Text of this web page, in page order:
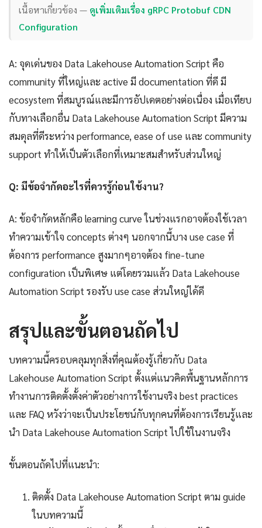
เนื้อหาเกี่ยวข้อง — ดูเพิ่มเติมเรื่อง gRPC Protobuf CDN
Configuration
A: จุดเด่นของ Data Lakehouse Automation Script คือ
community ที่ใหญ่และ active มี documentation ที่ดี มี
ecosystem ที่สมบูรณ์และมีการอัปเดตอย่างต่อเนื่อง เมื่อเทียบ
กับทางเลือกอื่น Data Lakehouse Automation Script มีความ
สมดุลที่ดีระหว่าง performance, ease of use และ community
support ทำให้เป็นตัวเลือกที่เหมาะสมสำหรับส่วนใหญ่
Q: มีข้อจำกัดอะไรที่ควรรู้ก่อนใช้งาน?
A: ข้อจำกัดหลักคือ learning curve ในช่วงแรกอาจต้องใช้เวลา
ทำความเข้าใจ concepts ต่างๆ นอกจากนี้บาง use case ที่
ต้องการ performance สูงมากๆอาจต้อง fine-tune
configuration เป็นพิเศษ แต่โดยรวมแล้ว Data Lakehouse
Automation Script รองรับ use case ส่วนใหญ่ได้ดี
สรุปและขั้นตอนถัดไป
บทความนี้ครอบคลุมทุกสิ่งที่คุณต้องรู้เกี่ยวกับ Data
Lakehouse Automation Script ตั้งแต่แนวคิดพื้นฐานหลักการ
ทำงานการติดตั้งตั้งค่าตัวอย่างการใช้งานจริง best practices
และ FAQ หวังว่าจะเป็นประโยชน์กับทุกคนที่ต้องการเรียนรู้และ
นำ Data Lakehouse Automation Script ไปใช้ในงานจริง
ขั้นตอนถัดไปที่แนะนำ:
ติดตั้ง Data Lakehouse Automation Script ตาม guide
ในบทความนี้